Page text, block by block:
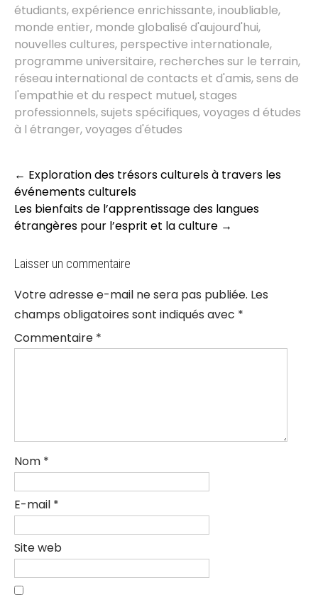
étudiants,expérience enrichissante,inoubliable,
monde entier, monde globalisé d'aujourd'hui,
nouvelles cultures, perspective internationale,
programme universitaire, recherches sur le terrain,
réseau international de contacts et d'amis,sens de
l'empathie et du respect mutuel,stages
professionnels,sujets spécifiques,voyages d études
à l étranger,voyages d'études
Post
navigation
← Exploration des trésors culturels à travers les
événements culturels
Les bienfaits de l’apprentissage des langues
étrangères pour l’esprit et la culture →
Laisser un commentaire
Votre adresse e-mail ne sera pas publiée. Les
champs obligatoires sont indiqués avec *
Commentaire *
Nom *
E-mail *
Site web